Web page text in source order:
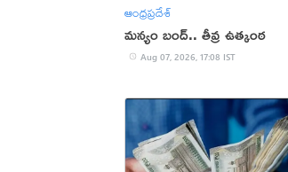
ఆంధ్రప్రదేశ్
మన్యం బంద్.. తీవ్ర ఉత్కంఠ
Aug 07, 2026, 17:08 IST